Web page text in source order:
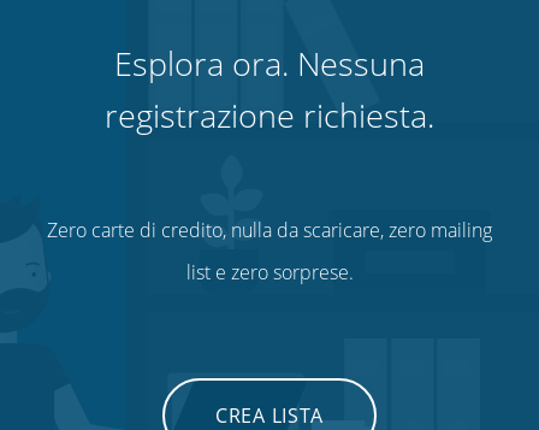
Esplora ora. Nessuna
registrazione richiesta.
Zero carte di credito, nulla da scaricare, zero mailing
list e zero sorprese.
CREA LISTA